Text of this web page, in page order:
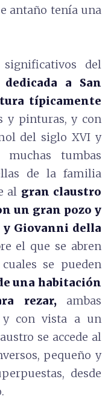
antaño tenía una
del
a San
típicamente
y pinturas, y con
del siglo XVI y
tumbas
de la familia
al gran claustro
un gran pozo y
y Giovanni della
el que se abren
se pueden
una habitación
rezar,ambas
y con vista a un
se accede al
pequeño y
desde